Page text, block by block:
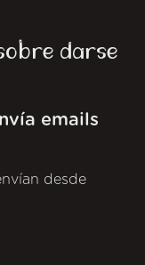
darse
emails
desde